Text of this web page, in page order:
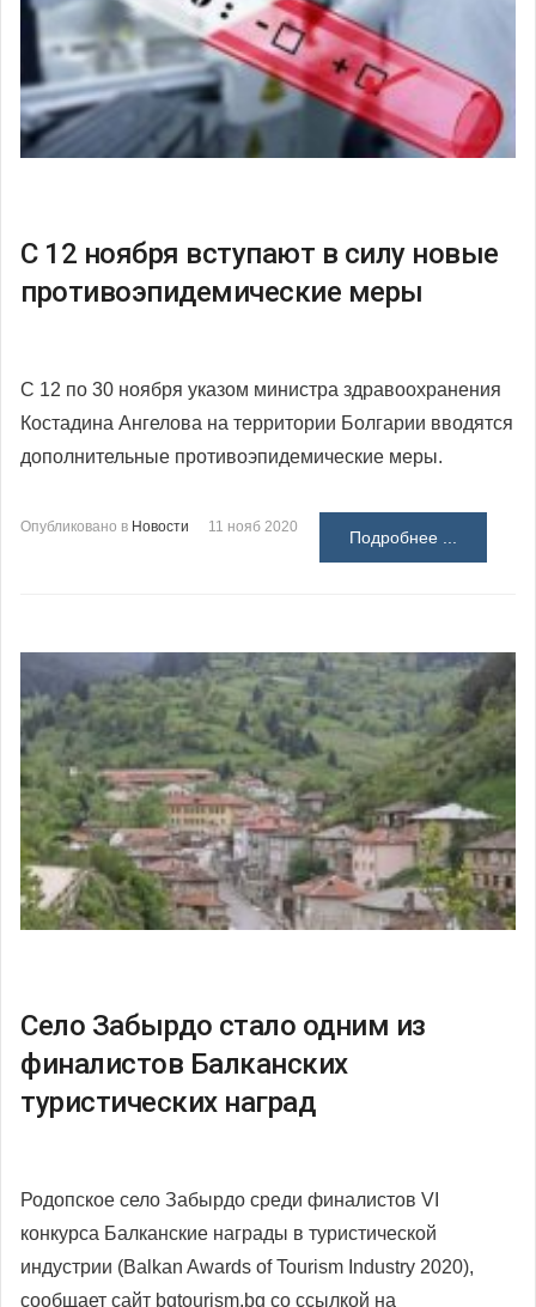
С 12 ноября вступают в силу новые
противоэпидемические меры
С 12 по 30 ноября указом министра здравоохранения
Костадина Ангелова на территории Болгарии вводятся
дополнительные противоэпидемические меры.
Опубликовано в Новости 11 нояб 2020
Подробнее ...
Село Забырдо стало одним из
финалистов Балканских
туристических наград
Родопское село Забырдо среди финалистов VI
конкурса Балканские награды в туристической
индустрии (Balkan Awards of Tourism Industry 2020),
сообщает сайт bgtourism.bg со ссылкой на